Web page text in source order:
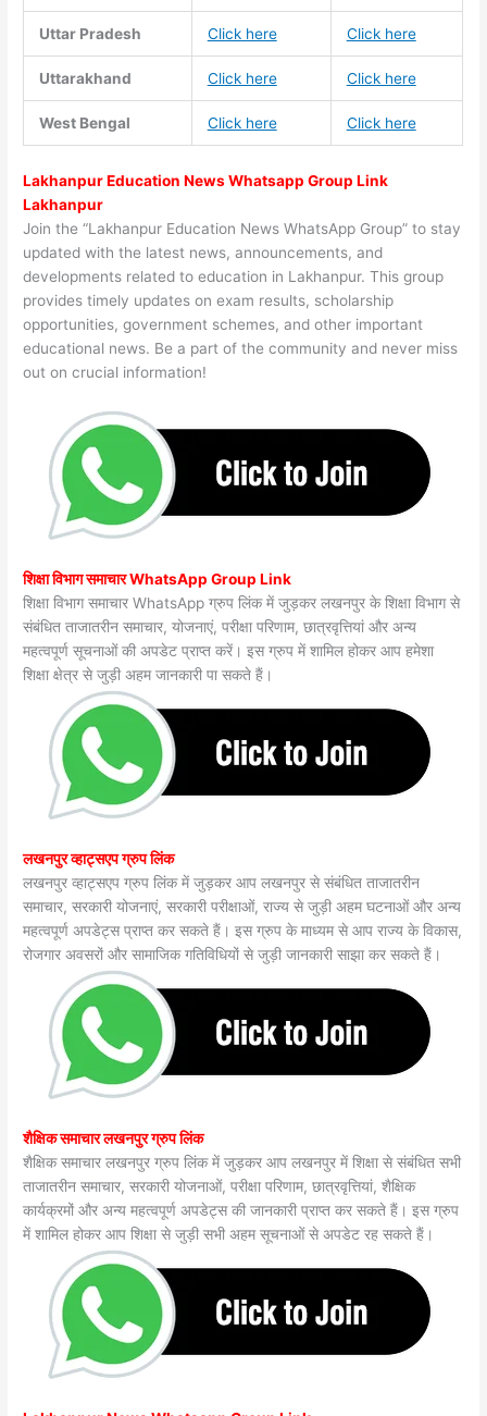
Uttar Pradesh Click here Click here
Uttarakhand Click here Click here
West Bengal Click here Click here
Lakhanpur Education News Whatsapp Group Link
Lakhanpur
Join the “Lakhanpur Education News WhatsApp Group” to stay
updated with the latest news, announcements, and
developments related to education in Lakhanpur. This group
provides timely updates on exam results, scholarship
opportunities, government schemes, and other important
educational news. Be a part of the community and never miss
out on crucial information!
शिक्षा विभाग समाचार WhatsApp Group Link
शिक्षा विभाग समाचार WhatsApp ग्रुप लिंक में जुड़कर लखनपुर के शिक्षा विभाग से
संबंधित ताजातरीन समाचार, योजनाएं, परीक्षा परिणाम, छात्रवृत्तियां और अन्य
महत्वपूर्ण सूचनाओं की अपडेट प्राप्त करें। इस ग्रुप में शामिल होकर आप हमेशा
शिक्षा क्षेत्र से जुड़ी अहम जानकारी पा सकते हैं।
लखनपुर व्हाट्सएप ग्रुप लिंक
लखनपुर व्हाट्सएप ग्रुप लिंक में जुड़कर आप लखनपुर से संबंधित ताजातरीन
समाचार, सरकारी योजनाएं, सरकारी परीक्षाओं, राज्य से जुड़ी अहम घटनाओं और अन्य
महत्वपूर्ण अपडेट्स प्राप्त कर सकते हैं। इस ग्रुप के माध्यम से आप राज्य के विकास,
रोजगार अवसरों और सामाजिक गतिविधियों से जुड़ी जानकारी साझा कर सकते हैं।
शैक्षिक समाचार लखनपुर ग्रुप लिंक
शैक्षिक समाचार लखनपुर ग्रुप लिंक में जुड़कर आप लखनपुर में शिक्षा से संबंधित सभी
ताजातरीन समाचार, सरकारी योजनाओं, परीक्षा परिणाम, छात्रवृत्तियां, शैक्षिक
कार्यक्रमों और अन्य महत्वपूर्ण अपडेट्स की जानकारी प्राप्त कर सकते हैं। इस ग्रुप
में शामिल होकर आप शिक्षा से जुड़ी सभी अहम सूचनाओं से अपडेट रह सकते हैं।